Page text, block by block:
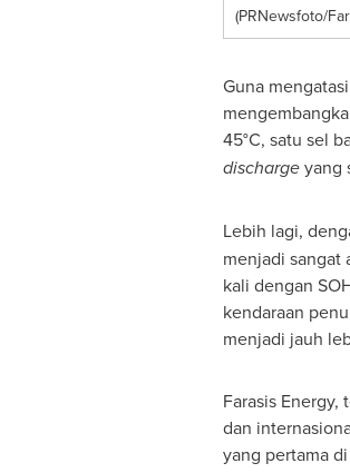
(PRNewsfoto/
Guna
45°C, satu sel
dischargeyang
Lebih lagi,
menjadi sangat
kali dengan
kendaraan
menjadi jauh
Farasis
dan
yang pertama